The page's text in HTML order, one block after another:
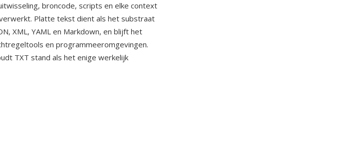
broncode, scripts en elke context
Platte tekst dient als het substraat
XML, YAML en Markdown, en blijft het
en programmeeromgevingen.
TXT stand als het enige werkelijk